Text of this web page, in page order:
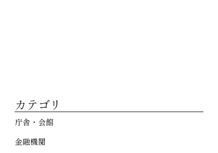
カテゴリ
庁舎・会館
金融機関